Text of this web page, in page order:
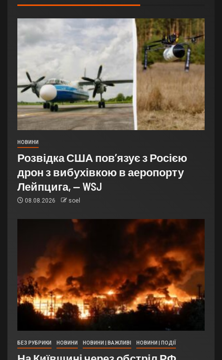
НОВИНИ
Розвідка США пов’язує з Росією
дрон з вибухівкою в аеропорту
Лейпцига, — WSJ
08.08.2026 soel
БЕЗ РУБРИКИ НОВИНИ НОВИНИ | ВАЖЛИВІ НОВИНИ | ПОДІЇ